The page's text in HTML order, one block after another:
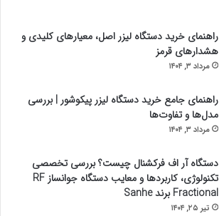
راهنمای خرید دستگاه لیزر اصل، معیارهای کلیدی و
هشدارهای قرمز
مرداد ۳, ۱۴۰۴
راهنمای جامع خرید دستگاه لیزر پیکوشور | بررسی
مدل‌ها و تفاوت‌ها
مرداد ۳, ۱۴۰۴
دستگاه آر اف فرکشنال چیست؟ بررسی تخصصی
تکنولوژی، کاربردها و معایب دستگاه جوانساز RF
Fractional برند Sanhe
تیر ۲۵, ۱۴۰۴